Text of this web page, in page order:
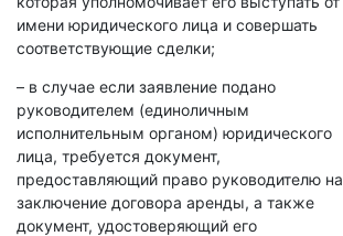
имени юридического лица и совершать
соответствующие сделки;
– в случае если заявление подано
руководителем (единоличным
исполнительным органом) юридического
лица, требуется документ,
предоставляющий право руководителю на
заключение договора аренды, а также
документ, удостоверяющий его